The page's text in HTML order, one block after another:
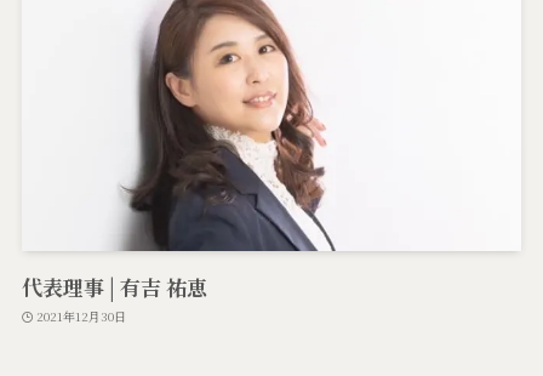
代表理事 | 有吉 祐恵
2021年12月30日